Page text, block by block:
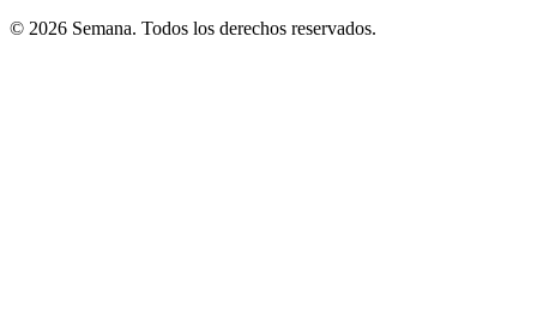
© 2026 Semana. Todos los derechos reservados.